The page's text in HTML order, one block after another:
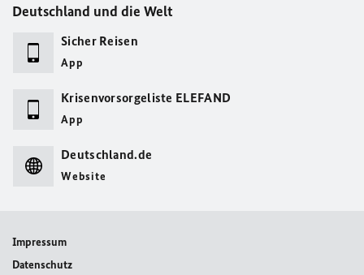
Deutschland und die Welt
Sicher Reisen
App
Krisenvorsorgeliste ELEFAND
App
Deutschland.de
Website
Impressum
Datenschutz